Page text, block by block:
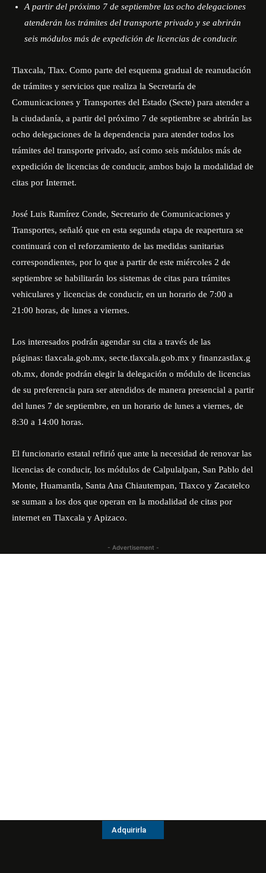
A partir del próximo 7 de septiembre las ocho delegaciones
atenderán los trámites del transporte privado y se abrirán
seis módulos más de expedición de licencias de conducir.
Tlaxcala, Tlax. Como parte del esquema gradual de reanudación
de trámites y servicios que realiza la Secretaría de
Comunicaciones y Transportes del Estado (Secte) para atender a
la ciudadanía, a partir del próximo 7 de septiembre se abrirán las
ocho delegaciones de la dependencia para atender todos los
trámites del transporte privado, así como seis módulos más de
expedición de licencias de conducir, ambos bajo la modalidad de
citas por Internet.
José Luis Ramírez Conde, Secretario de Comunicaciones y
Transportes, señaló que en esta segunda etapa de reapertura se
continuará con el reforzamiento de las medidas sanitarias
correspondientes, por lo que a partir de este miércoles 2 de
septiembre se habilitarán los sistemas de citas para trámites
vehiculares y licencias de conducir, en un horario de 7:00 a
21:00 horas, de lunes a viernes.
Los interesados podrán agendar su cita a través de las
páginas: tlaxcala.gob.mx, secte.tlaxcala.gob.mx y finanzastlax.g
ob.mx, donde podrán elegir la delegación o módulo de licencias
de su preferencia para ser atendidos de manera presencial a partir
del lunes 7 de septiembre, en un horario de lunes a viernes, de
8:30 a 14:00 horas.
El funcionario estatal refirió que ante la necesidad de renovar las
licencias de conducir, los módulos de Calpulalpan, San Pablo del
Monte, Huamantla, Santa Ana Chiautempan, Tlaxco y Zacatelco
se suman a los dos que operan en la modalidad de citas por
internet en Tlaxcala y Apizaco.
- Advertisement -
Adquirirla